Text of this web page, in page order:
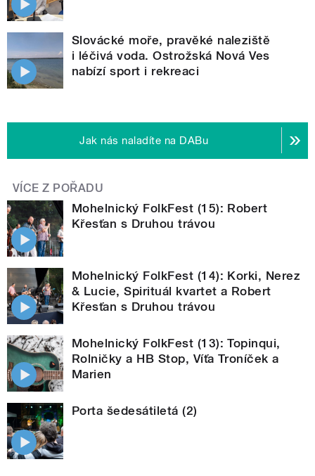
Slovácké moře, pravěké naleziště
i léčivá voda. Ostrožská Nová Ves
nabízí sport i rekreaci
Jak nás naladíte na DABu
VÍCE Z POŘADU
Mohelnický FolkFest (15): Robert
Křesťan s Druhou trávou
Mohelnický FolkFest (14): Korki, Nerez
& Lucie, Spirituál kvartet a Robert
Křesťan s Druhou trávou
Mohelnický FolkFest (13): Topinqui,
Rolničky a HB Stop, Víťa Troníček a
Marien
Porta šedesátiletá (2)